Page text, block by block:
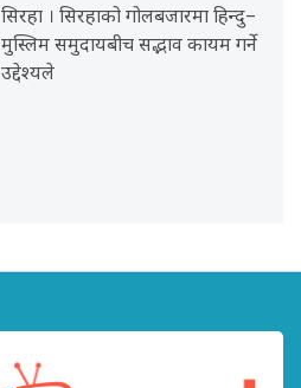
सिरहा । सिरहाको गोलबजारमा हिन्दु–
मुस्लिम समुदायबीच सद्भाव कायम गर्ने
उद्देश्यले